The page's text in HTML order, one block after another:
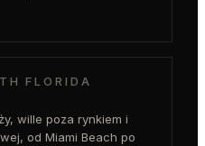
FLORIDA
wille poza rynkiem i
od Miami Beach po